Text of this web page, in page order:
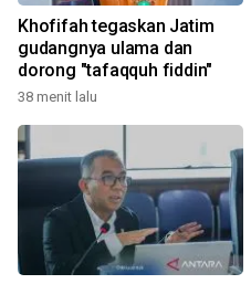
Khofifah tegaskan Jatim
gudangnya ulama dan
dorong "tafaqquh fiddin"
38 menit lalu